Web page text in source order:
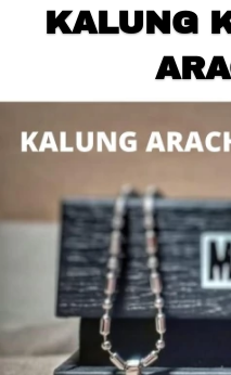
KALUNG